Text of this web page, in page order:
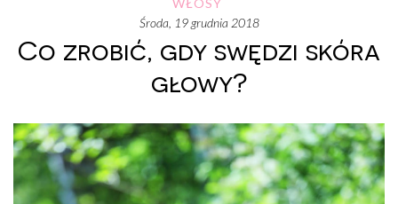
środa, 19 grudnia 2018
Co zrobić, gdy swędzi skóra
głowy?